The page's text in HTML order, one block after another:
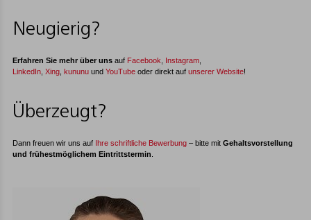
Neugierig?
Erfahren Sie mehr über uns auf Facebook Instagram
LinkedIn Xing kununu und YouTube oder direkt auf unserer Website!
Überzeugt?
​​​​Dann freuen wir uns auf Ihre schriftliche Bewerbung – bitte mit Gehaltsvorstellung
und frühestmöglichem Eintrittstermin